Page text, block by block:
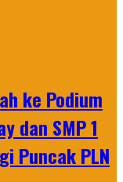
ke Podium
dan SMP 1
Puncak PLN